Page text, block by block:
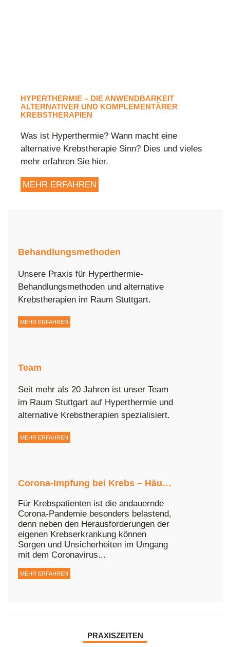
HYPERTHERMIE – DIE ANWENDBARKEIT
ALTERNATIVER UND KOMPLEMENTÄRER
KREBSTHERAPIEN
Was ist Hyperthermie? Wann macht eine
alternative Krebstherapie Sinn? Dies und vieles
mehr erfahren Sie hier.
MEHR ERFAHREN
Behandlungsmethoden
Unsere Praxis für Hyperthermie-
Behandlungsmethoden und alternative
Krebstherapien im Raum Stuttgart.
MEHR ERFAHREN
Team
Seit mehr als 20 Jahren ist unser Team
im Raum Stuttgart auf Hyperthermie und
alternative Krebstherapien spezialisiert.
MEHR ERFAHREN
Corona-Impfung bei Krebs – Häufige Fragen von Krebspatienten & Angehörigen
Für Krebspatienten ist die andauernde
Corona-Pandemie besonders belastend,
denn neben den Herausforderungen der
eigenen Krebserkrankung können
Sorgen und Unsicherheiten im Umgang
mit dem Coronavirus...
MEHR ERFAHREN
PRAXISZEITEN